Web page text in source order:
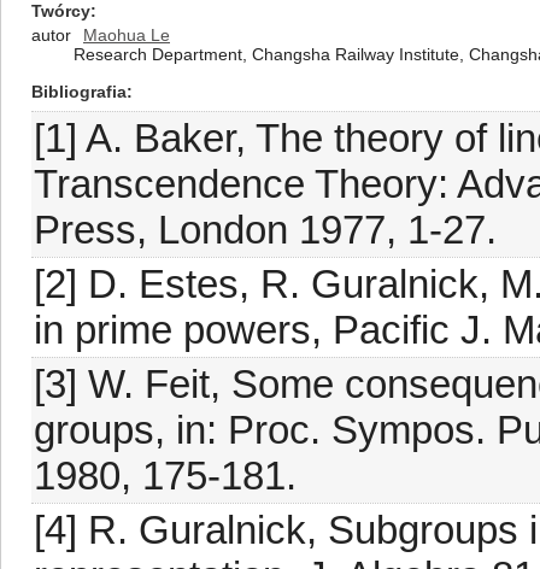
Twórcy
autor
Maohua Le
Research Department, Changsha Railway Institute,
Bibliografia
[1] A. Baker, The theory of
Transcendence Theory:
Press, London 1977, 1-27.
[2] D. Estes, R. Guralnick,
in prime powers, Pacific J.
[3] W. Feit, Some
groups, in: Proc. Sympos.
1980, 175-181.
[4] R. Guralnick, Subgroups